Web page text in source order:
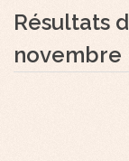
Résultats
novembre